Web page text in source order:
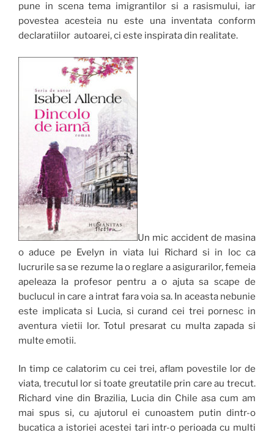
pune in scena tema imigrantilor si a rasismului, iar
povestea acesteia nu este una inventata conform
declaratiilor autoarei, ci este inspirata din realitate.
Un mic accident de masina
o aduce pe Evelyn in viata lui Richard si in loc ca
lucrurile sa se rezume la o reglare a asigurarilor, femeia
apeleaza la profesor pentru a o ajuta sa scape de
buclucul in care a intrat fara voia sa. In aceasta nebunie
este implicata si Lucia, si curand cei trei pornesc in
aventura vietii lor. Totul presarat cu multa zapada si
multe emotii.
In timp ce calatorim cu cei trei, aflam povestile lor de
viata, trecutul lor si toate greutatile prin care au trecut.
Richard vine din Brazilia, Lucia din Chile asa cum am
mai spus si, cu ajutorul ei cunoastem putin dintr-o
bucatica a istoriei acestei tari intr-o perioada cu multi